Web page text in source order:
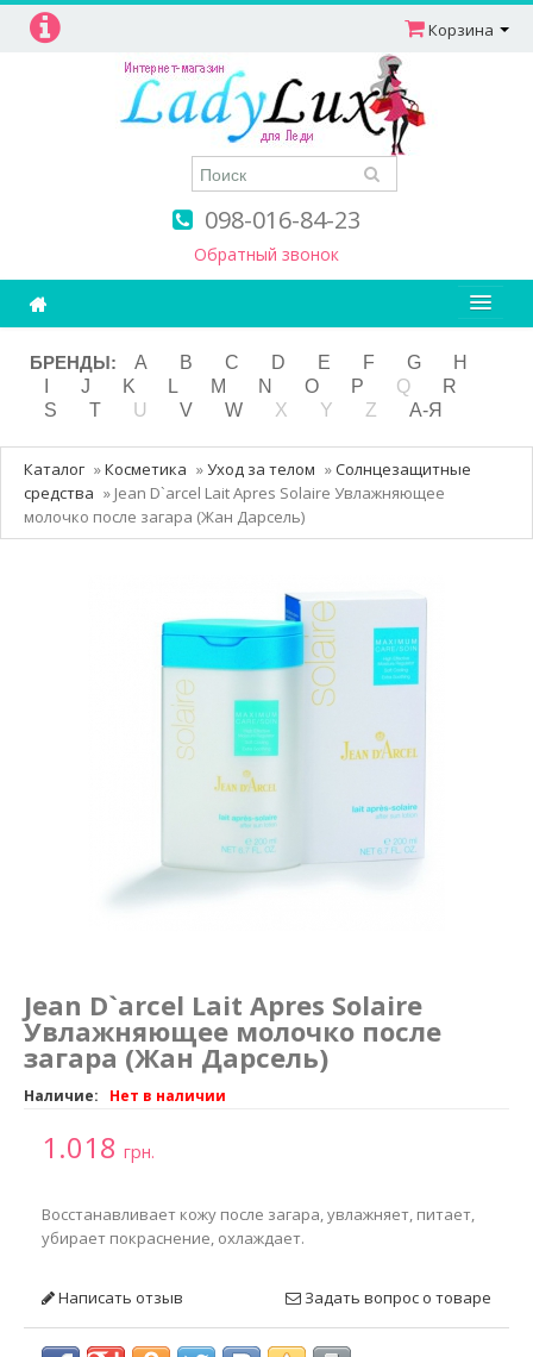
098-016-84-23
Обратный звонок
Корзина
Ароматерапия
Витамины
Детям и мамам
Косметика
Маникюр и педикюр
БРЕНДЫ: A B C D E F G
H
J K L M N O P Q
R
S
T U V W X Y Z А-Я
Каталог »Косметика »Уход за телом »Солнцезащитные
средства » Jean D`arcel Lait Apres Solaire Увлажняющее
молочко после загара (Жан Дарсель)
Jean D`arcel Lait Apres Solaire
Увлажняющее молочко после
загара (Жан Дарсель)
Наличие: Нет в наличии
1.018 грн.
Восстанавливает кожу после загара, увлажняет, питает,
убирает покраснение, охлаждает.
Написать отзыв Задать вопрос о товаре